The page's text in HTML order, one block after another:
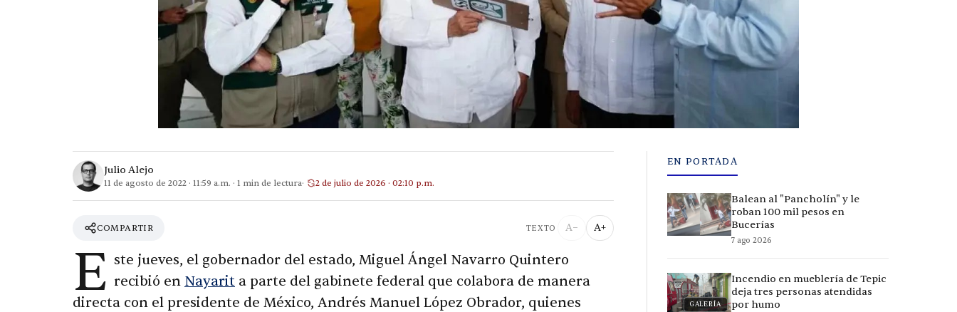
Julio Alejo
11 de agosto de 2022 · 11:59 a.m. · 1 min de lectura 2 de julio de 2026 · 02:10 p.m.
COMPARTIR TEXTO A− A+
E ste jueves, el gobernador del estado, Miguel Ángel Navarro Quintero
recibió en Nayarit a parte del gabinete federal que colabora de manera
directa con el presidente de México, Andrés Manuel López Obrador, quienes
EN PORTADA
Balean al "Pancholín" y le
roban 100 mil pesos en
Bucerías
7 ago 2026
GALERÍA
Incendio en mueblería de Tepic
deja tres personas atendidas
por humo